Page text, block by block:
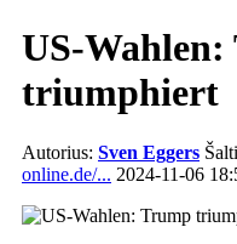
US-
triumphiert
Autorius: Sven Eggers
online.de/... 2024-11-06